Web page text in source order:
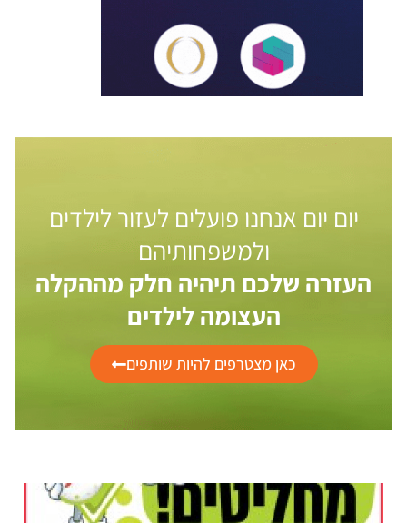
יום יום אנחנו פועלים לעזור לילדים
ולמשפחותיהם
העזרה שלכם תיהיה חלק מההקלה
העצומה לילדים
כאן מצטרפים להיות שותפים